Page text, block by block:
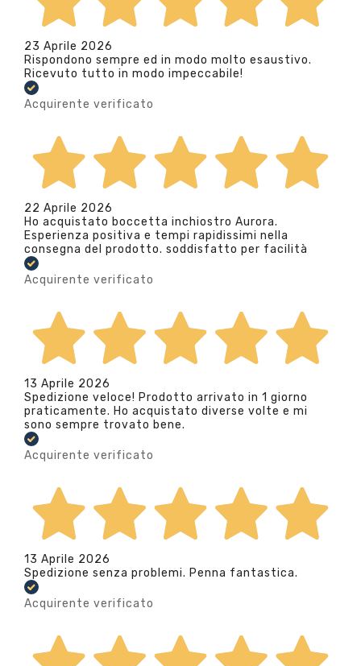
23 Aprile 2026
Rispondono sempre ed in modo molto esaustivo.
Ricevuto tutto in modo impeccabile!
Acquirente verificato
22 Aprile 2026
Ho acquistato boccetta inchiostro Aurora.
Esperienza positiva e tempi rapidissimi nella
consegna del prodotto. soddisfatto per facilità
Acquirente verificato
13 Aprile 2026
Spedizione veloce! Prodotto arrivato in 1 giorno
praticamente. Ho acquistato diverse volte e mi
sono sempre trovato bene.
Acquirente verificato
13 Aprile 2026
Spedizione senza problemi. Penna fantastica.
Acquirente verificato